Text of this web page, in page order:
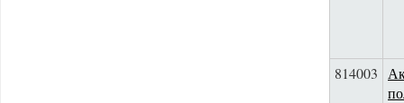
814003